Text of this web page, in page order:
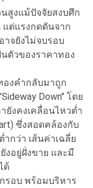
สูงแม้ปัจจัยสงบศึก
แต่แรงกดดันจาก
จยังไม่จบรอบ
ตัวของราคาทอง
องคํากลับมาถูก
Down" โดย
ยังคงเคลื่อนไหวตํ่า
ซึ่งสอดคล้องกับ
ากว่า เส้นค่าเฉลี่ย
งอยู่ฝั่งขาย และมี
ด้
รอบ พร้อมบริหาร